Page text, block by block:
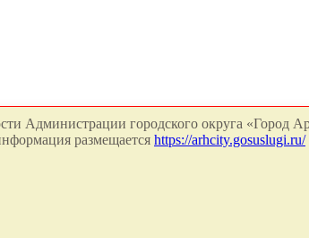
Администрации городского округа «Город
размещается https://arhcity.gosuslugi.ru/